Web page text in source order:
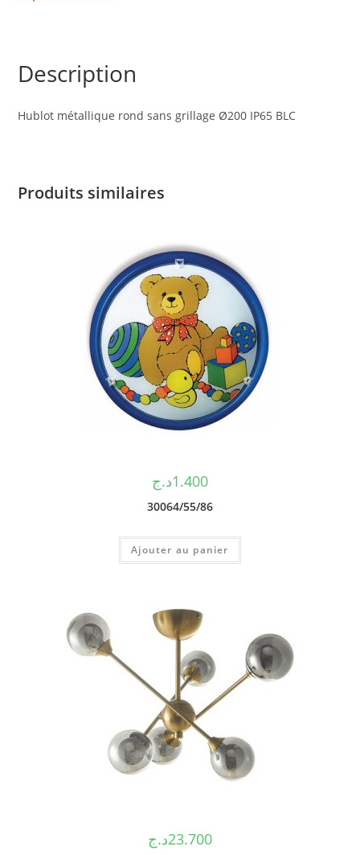
Description
Hublot métallique rond sans grillage Ø200 IP65 BLC
Produits similaires
1.400د.ج
30064/55/86
Ajouter au panier
23.700د.ج